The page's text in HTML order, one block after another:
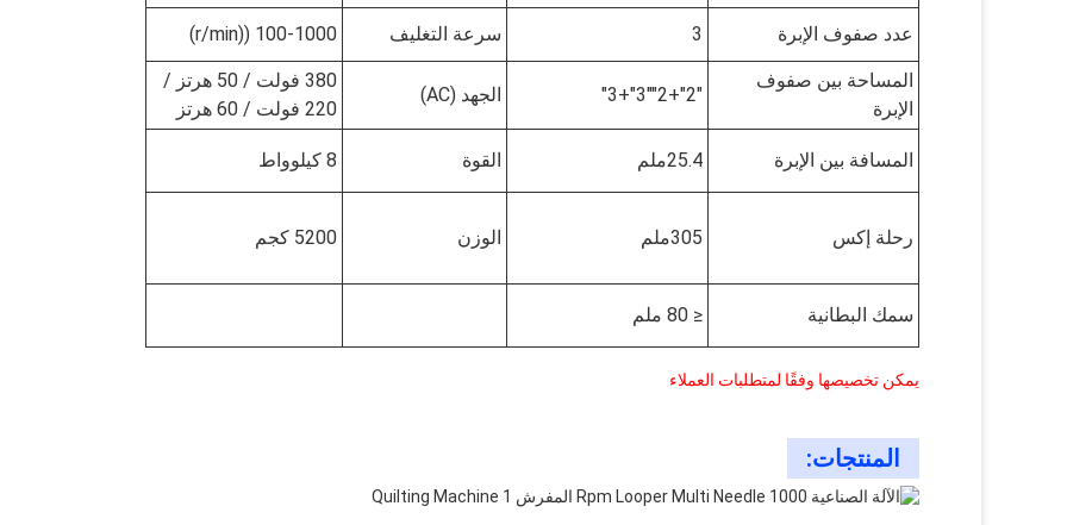
عدد صفوف الإبرة 3 سرعة التغليف 100-1000 ((r/min)
المساحة بين صفوف
الإبرة
"2"+2""3"+3" الجهد (AC)
380 فولت / 50 هرتز /
220 فولت / 60 هرتز
المسافة بين الإبرة 25.4ملم القوة 8 كيلوواط
رحلة إكس 305ملم الوزن 5200 كجم
سمك البطانية ≤ 80 ملم
يمكن تخصيصها وفقًا لمتطلبات العملاء
المنتجات: